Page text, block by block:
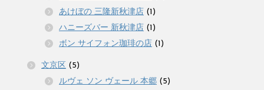
あけぼの 三隆新秋津店 (1)
ハニーズバー 新秋津店 (1)
ボン サイフォン珈琲の店 (1)
文京区 (5)
ルヴェ ソン ヴェール 本郷 (5)